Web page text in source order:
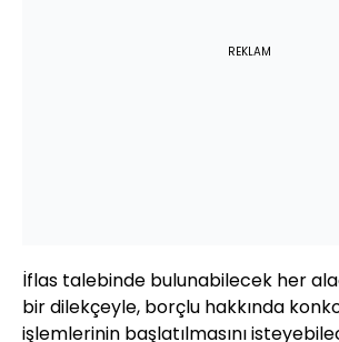
REKLAM
İflas talebinde bulunabilecek her
bir dilekçeyle, borçlu hakkında
işlemlerinin başlatılmasını